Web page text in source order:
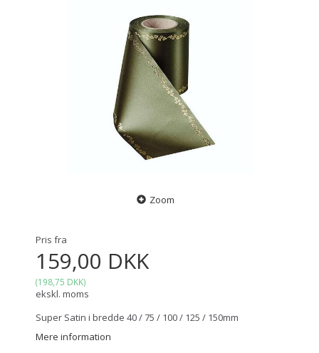
Zoom
Pris fra
159,00 DKK
(198,75 DKK)
ekskl. moms
Super Satin i bredde 40 / 75 / 100 / 125 / 150mm
Mere information